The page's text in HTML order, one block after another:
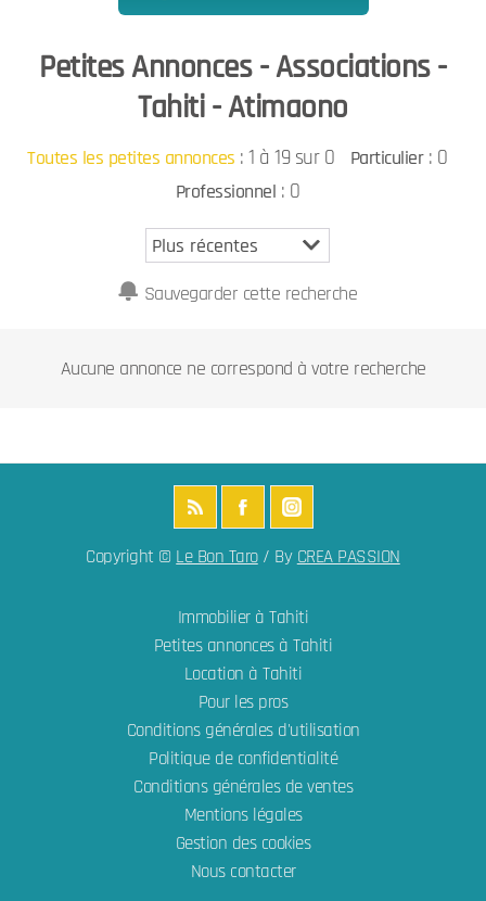
Petites Annonces - Associations -
Tahiti - Atimaono
Toutes les petites annonces :1 à 19 sur 0 Particulier: 0
Professionnel : 0
Sauvegarder cette recherche
Aucune annonce ne correspond à votre recherche
Copyright © Le Bon Taro/ By CREA PASSION
Immobilier à Tahiti
Petites annonces à Tahiti
Location à Tahiti
Pour les pros
Conditions générales d'utilisation
Politique de confidentialité
Conditions générales de ventes
Mentions légales
Gestion des cookies
Nous contacter